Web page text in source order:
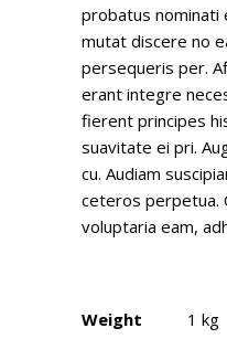
probatus nominati
mutat discere no
persequeris per.
erant integre
fierent principes
suavitate ei pri.
cu. Audiam
ceteros perpetua.
voluptaria eam,
Weight
1 kg